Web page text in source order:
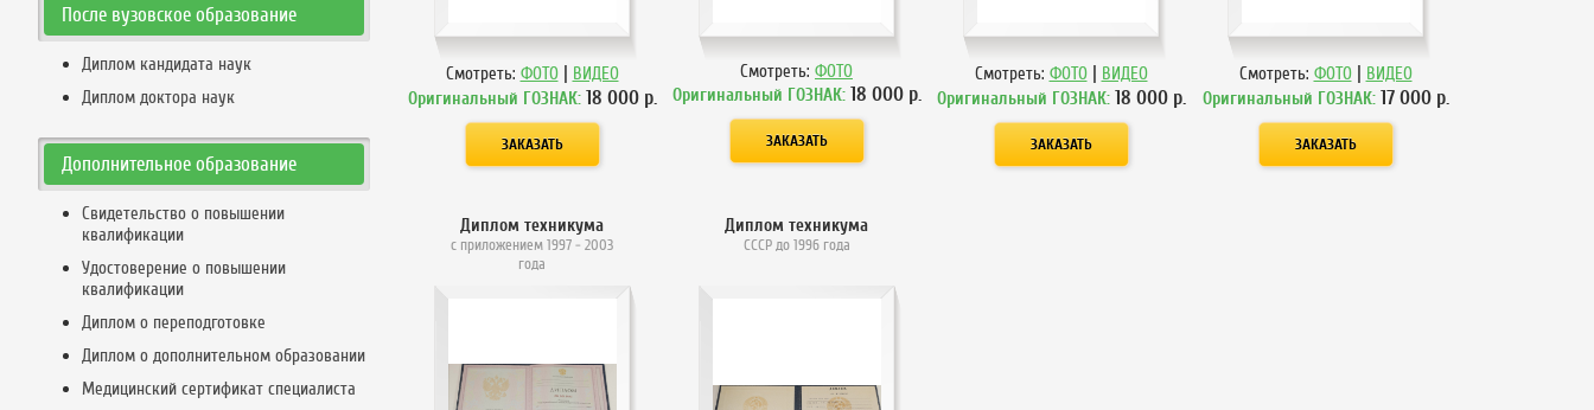
Смотреть: ФОТО | ВИДЕО
Оригинальный ГОЗНАК: 18 000р.
Смотреть: ФОТО
Оригинальный ГОЗНАК: 18 000р.
Смотреть: ФОТО | ВИДЕО
Оригинальный ГОЗНАК: 18 000р.
Смотреть: ФОТО | ВИДЕО
Оригинальный ГОЗНАК: 17 000р.
Диплом техникума
с приложением 1997 - 2003
года
Диплом техникума
СССР до 1996 года
После вузовское образование
Диплом кандидата наук
Диплом доктора наук
Дополнительное образование
Свидетельство о повышении
квалификации
Удостоверение о повышении
квалификации
Диплом о переподготовке
Диплом о дополнительном образовании
Медицинский сертификат специалиста